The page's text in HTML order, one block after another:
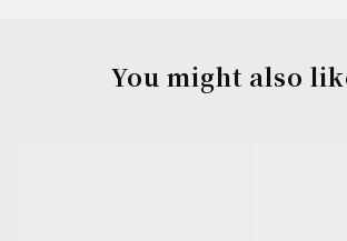
You might also